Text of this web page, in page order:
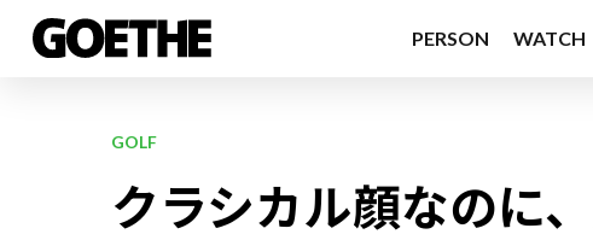
PERSON WATCH
GOLF
クラシカル顔なのに